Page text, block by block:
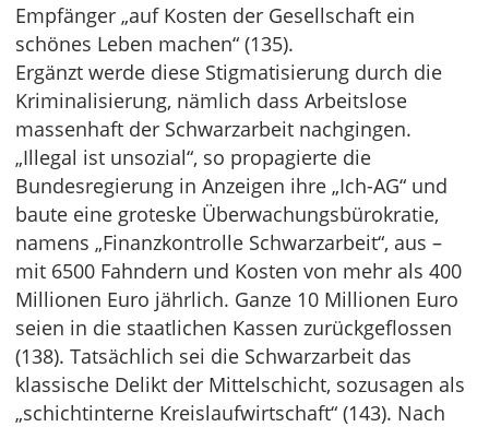
Empfänger „auf Kosten der Gesellschaft ein
schönes Leben machen“ (135).
Ergänzt werde diese Stigmatisierung durch die
Kriminalisierung, nämlich dass Arbeitslose
massenhaft der Schwarzarbeit nachgingen.
„Illegal ist unsozial“, so propagierte die
Bundesregierung in Anzeigen ihre „Ich-AG“ und
baute eine groteske Überwachungsbürokratie,
namens „Finanzkontrolle Schwarzarbeit“, aus –
mit 6500 Fahndern und Kosten von mehr als 400
Millionen Euro jährlich. Ganze 10 Millionen Euro
seien in die staatlichen Kassen zurückgeflossen
(138). Tatsächlich sei die Schwarzarbeit das
klassische Delikt der Mittelschicht, sozusagen als
„schichtinterne Kreislaufwirtschaft“ (143). Nach